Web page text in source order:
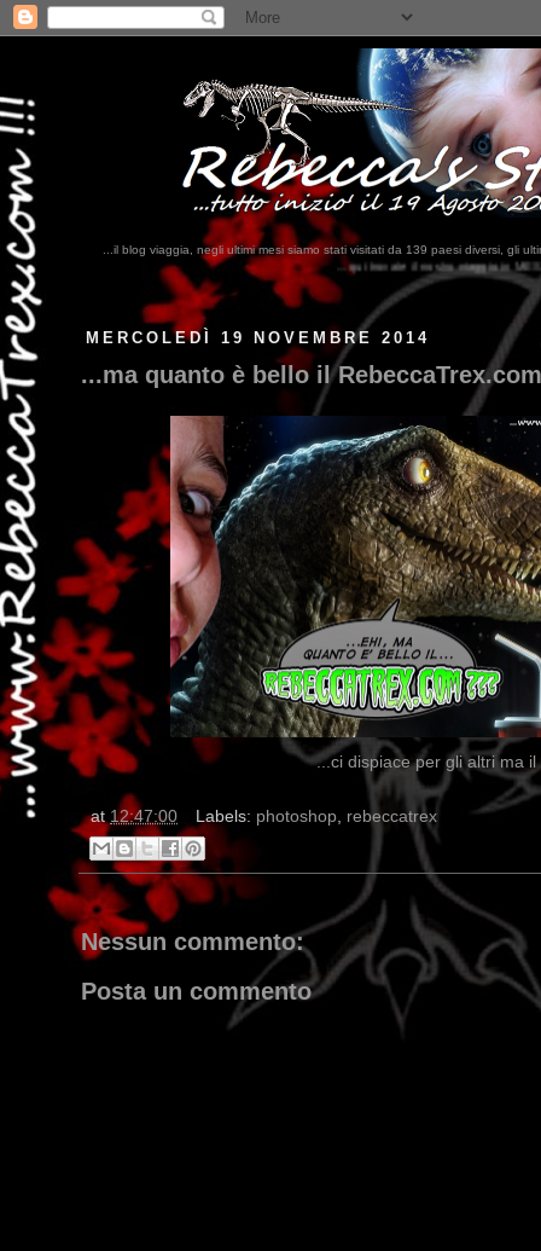
...il blog viaggia, negli ultimi mesi siamo stati visitati da 139 paesi diversi, gli
...qui trovate il nostro viaggio in MESSICO 2023...clikka qui !!!
MERCOLEDÌ 19 NOVEMBRE 2014
...ma quanto è bello il
...ci dispiace per gli altri ma
at 12:47:00 Labels: photoshop, rebeccatrex
Nessun commento:
Posta un commento